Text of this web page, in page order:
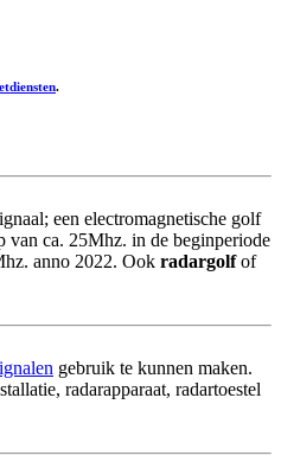
.
een electromagnetische golf
van ca. 25Mhz. in de beginperiode
anno 2022. Ook radargolfof
gebruik te kunnen maken.
radarapparaat, radartoestel